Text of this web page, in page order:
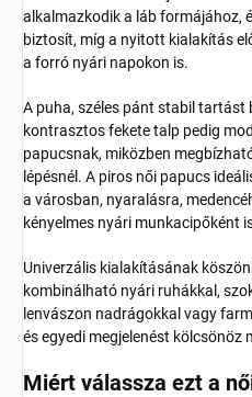
alkalmazkodik a láb formájához,
biztosít, míg a nyitott kialakítás
a forró nyári napokon is.
A puha, széles pánt stabil tartást
kontrasztos fekete talp pedig
papucsnak, miközben
lépésnél. A piros női papucs
a városban, nyaralásra,
kényelmes nyári munkacipőként
Univerzális kialakításának
kombinálható nyári ruhákkal,
lenvászon nadrágokkal vagy
és egyedi megjelenést kölcsönöz
Miért válassza ezt a